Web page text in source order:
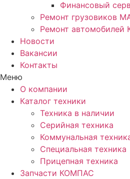
Финансовый
Ремонт грузовиков
Ремонт автомобилей
Новости
Вакансии
Контакты
Меню
О компании
Каталог техники
Техника в наличии
Серийная техника
Коммунальная
Специальная техника
Прицепная техника
Запчасти КОМПАС